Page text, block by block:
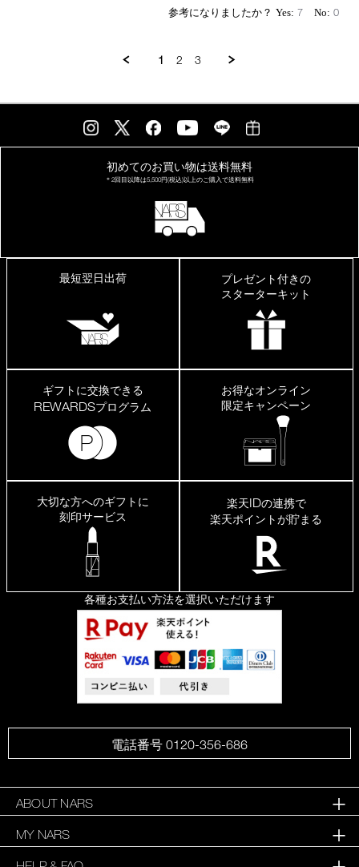
7 0
1 2 3
初めてのお買い物は送料無料
＊2回目以降は5,500円(税込)以上の ご購入で送料無料
最短翌日出荷
プレゼント付きの
スターターキット
ギフトに交換できる
REWARDSプログラム
お得なオンライン
限定キャンペーン
大切な方へのギフトに
刻印サービス
楽天IDの連携で
楽天ポイントが貯まる
各種お支払い方法を選択いただけます
電話番号 0120-356-686
ABOUT NARS
MY NARS